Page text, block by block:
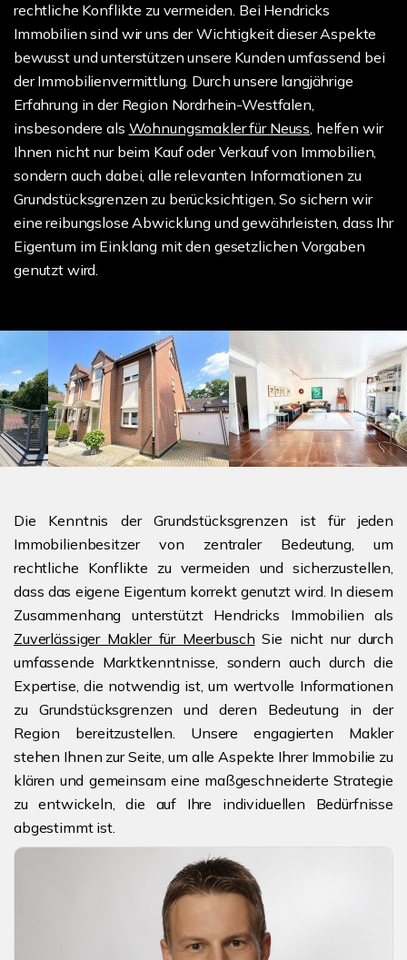
rechtliche Konflikte zu vermeiden. Bei Hendricks
Immobilien sind wir uns der Wichtigkeit dieser Aspekte
bewusst und unterstützen unsere Kunden umfassend bei
der Immobilienvermittlung. Durch unsere langjährige
Erfahrung in der Region Nordrhein-Westfalen,
insbesondere als Wohnungsmakler für Neuss, helfen wir
Ihnen nicht nur beim Kauf oder Verkauf von Immobilien,
sondern auch dabei, alle relevanten Informationen zu
Grundstücksgrenzen zu berücksichtigen. So sichern wir
eine reibungslose Abwicklung und gewährleisten, dass Ihr
Eigentum im Einklang mit den gesetzlichen Vorgaben
genutzt wird.
Die Kenntnis der Grundstücksgrenzen ist für jeden
Immobilienbesitzer von zentraler Bedeutung, um
rechtliche Konflikte zu vermeiden und sicherzustellen,
dass das eigene Eigentum korrekt genutzt wird. In diesem
Zusammenhang unterstützt Hendricks Immobilien als
Zuverlässiger Makler für Meerbusch Sie nicht nur durch
umfassende Marktkenntnisse, sondern auch durch die
Expertise, die notwendig ist, um wertvolle Informationen
zu Grundstücksgrenzen und deren Bedeutung in der
Region bereitzustellen. Unsere engagierten Makler
stehen Ihnen zur Seite, um alle Aspekte Ihrer Immobilie zu
klären und gemeinsam eine maßgeschneiderte Strategie
zu entwickeln, die auf Ihre individuellen Bedürfnisse
abgestimmt ist.